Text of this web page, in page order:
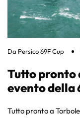
Da Persico 69F Cup
Tutto pronto
evento della
Tutto pronto a